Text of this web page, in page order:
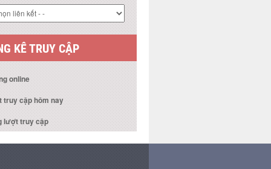
KÊ TRUY CẬP
online
truy cập hôm nay
lượt truy cập